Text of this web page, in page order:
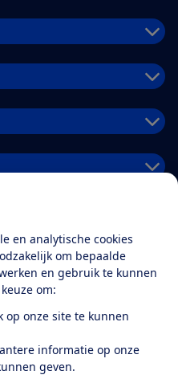
en analytische cookies
om bepaalde
en gebruik te kunnen
om:
op onze site te kunnen
informatie op onze
geven.
Privacyverklaring